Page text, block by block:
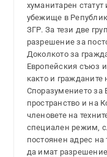
хуманитарен
убежище в
ЗГР. За тези две
разрешение за
Доколкото за
Европейския съюз
както и
Споразумението за
пространство и на
членовете на
специален режим,
постоянен адрес на
да имат